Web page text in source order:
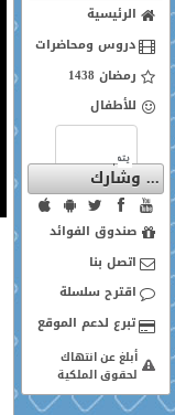
الرئيسية
دروس ومحاضرات
رمضان 1438
للأطفال
... وشارك
صندوق الفوائد
اتصل بنا
اقترح سلسلة
أبلغ عن انتهاك
لحقوق الملكية